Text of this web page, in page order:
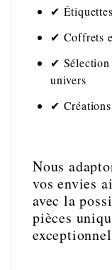
✔
✔ Coffrets
✔ Sélection
univers
✔ Créations
Nous
vos envies
avec la
pièces